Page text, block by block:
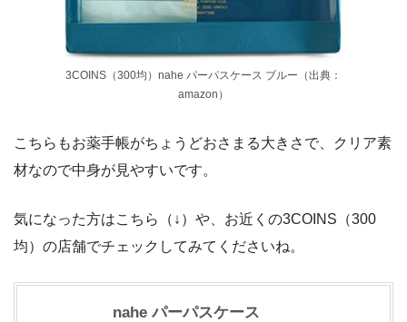
3COINS（300均）nahe パーパスケース ブルー（出典：
amazon）
こちらもお薬手帳がちょうどおさまる大きさで、クリア素
材なので中身が見やすいです。
気になった方はこちら（↓）や、お近くの3COINS（300
均）の店舗でチェックしてみてくださいね。
nahe パーパスケース